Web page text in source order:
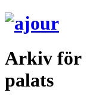
Arkiv för
palats